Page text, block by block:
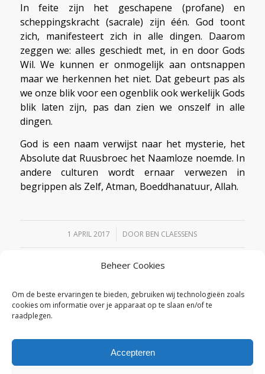
Beheer Cookies
Om de beste ervaringen te bieden, gebruiken wij technologieën zoals
cookies om informatie over je apparaat op te slaan en/of te
raadplegen.
Accepteren
In feite zijn het geschapene (profane) en
scheppingskracht (sacrale) zijn één. God toont
zich, manifesteert zich in alle dingen. Daarom
zeggen we: alles geschiedt met, in en door Gods
Wil. We kunnen er onmogelijk aan ontsnappen
maar we herkennen het niet. Dat gebeurt pas als
we onze blik voor een ogenblik ook werkelijk Gods
blik laten zijn, pas dan zien we onszelf in alle
dingen.
God is een naam verwijst naar het mysterie, het
Absolute dat Ruusbroec het Naamloze noemde. In
andere culturen wordt ernaar verwezen in
begrippen als Zelf, Atman, Boeddhanatuur, Allah.
1 APRIL 2017
/ DOOR BEN CLAESSENS